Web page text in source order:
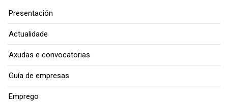
Presentación
Actualidade
Axudas e convocatorias
Guía de empresas
Emprego